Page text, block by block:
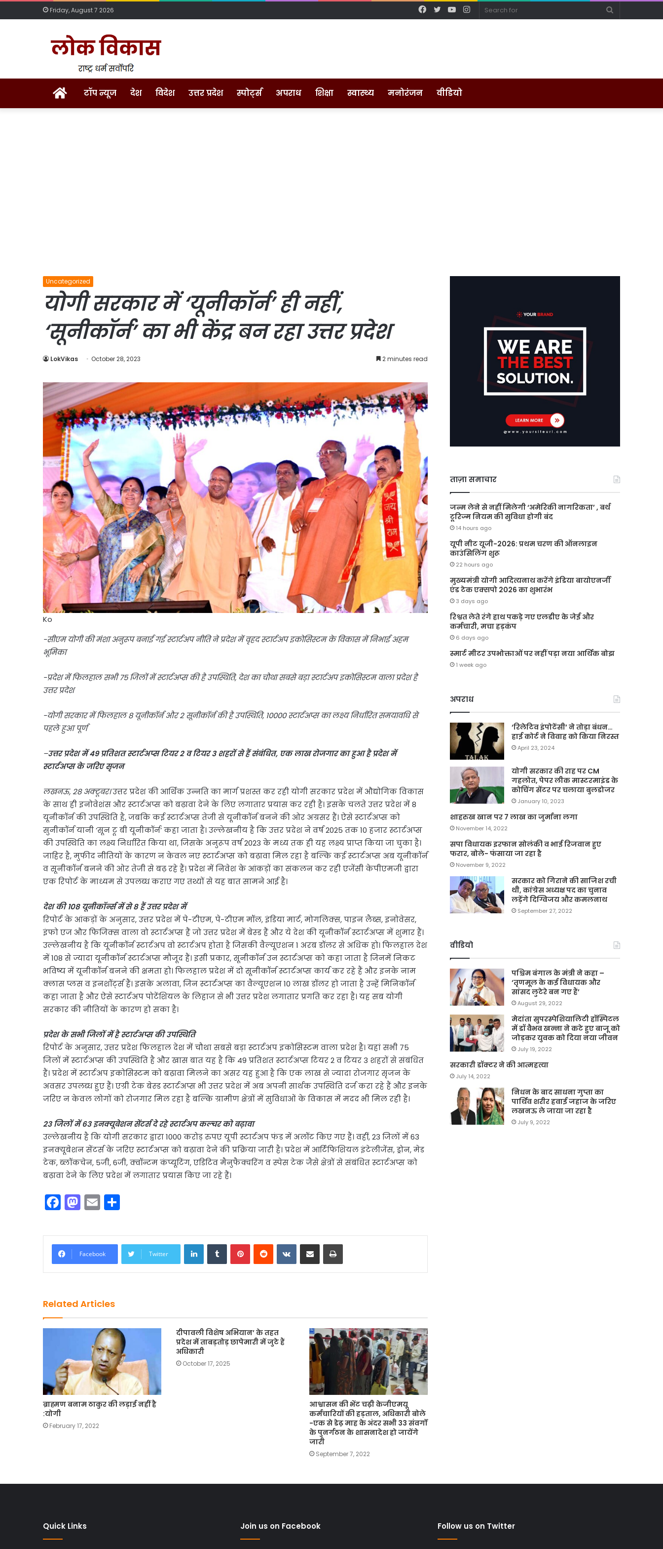
Friday, August 7 2026 Instagram
YouTube
Twitter
Facebook
Homeटॉप न्यूज देश विदेश उत्तर प्रदेश स्पोर्ट्स अपराध शिक्षा स्वास्थ्य मनोरंजन वीडियो
Uncategorized
योगी सरकार में ‘यूनीकॉर्न’ ही नहीं,
‘सूनीकॉर्न’ का भी केंद्र बन रहा उत्तर प्रदेश
LokVikas October 28, 2023 2 minutes read
Ko
-सीएम योगी की मंशा अनुरूप बनाई गई स्टार्टअप नीति ने प्रदेश में वृहद स्टार्टअप इकोसिस्टम के विकास में निभाई अहम
भूमिका
-प्रदेश में फिलहाल सभी 75 जिलों में स्टार्टअप्स की है उपस्थिति, देश का चौथा सबसे बड़ा स्टार्टअप इकोसिस्टम वाला प्रदेश है
उत्तर प्रदेश
-योगी सरकार में फिलहाल 8 यूनीकॉर्न और 2 सूनीकॉर्न की है उपस्थिति, 10000 स्टार्टअप्स का लक्ष्य निर्धारित समयावधि से
पहले हुआ पूर्ण
–उत्तर प्रदेश में 49 प्रतिशत स्टार्टअप्स टियर 2 व टियर 3 शहरों से हैं संबंधित, एक लाख रोजगार का हुआ है प्रदेश में
स्टार्टअप्स के जरिए सृजन
लखनऊ, 28 अक्टूबर।उत्तर प्रदेश की आर्थिक उन्नति का मार्ग प्रशस्त कर रही योगी सरकार प्रदेश में औद्योगिक विकास
के साथ ही इनोवेशंस और स्टार्टअप्स को बढ़ावा देने के लिए लगातार प्रयास कर रही है। इसके चलते उत्तर प्रदेश में 8
यूनीकॉर्न की उपस्थिति है, जबकि कई स्टार्टअप्स तेजी से यूनीकॉर्न बनने की ओर अग्रसर हैं। ऐसे स्टार्टअप्स को
सुनीकॉर्न यानी ‘सून टू बी यूनीकॉर्न’ कहा जाता है। उल्लेखनीय है कि उत्तर प्रदेश ने वर्ष 2025 तक 10 हजार स्टार्टअप्स
की उपस्थिति का लक्ष्य निर्धारित किया था, जिसके अनुरूप वर्ष 2023 के मध्य तक ही यह लक्ष्य प्राप्त किया जा चुका है।
जाहिर है, मुफीद नीतियों के कारण न केवल नए स्टार्टअप्स को बढ़ावा मिल रहा है बल्कि कई स्टार्टअप्स अब यूनीकॉर्न
व सूनीकॉर्न बनने की ओर तेजी से बढ़ रहे हैं। प्रदेश में निवेश के आंकड़ों का संकलन कर रही एजेंसी केपीएमजी द्वारा
एक रिपोर्ट के माध्यम से उपलब्ध कराए गए तथ्यों से यह बात सामने आई है।
देश की 108 यूनीकॉर्न्स में से 8 हैं उत्तर प्रदेश में
रिपोर्ट के आंकड़ों के अनुसार, उत्तर प्रदेश में पे-टीएम, पे-टीएम मॉल, इंडिया मार्ट, मोगलिक्स, पाइन लैब्स, इनोवेसर,
इंफो एज और फिजिक्स वाला वो स्टार्टअप्स हैं जो उत्तर प्रदेश में बेस्ड हैं और ये देश की यूनीकॉर्न स्टार्टअप्स में शुमार हैं।
उल्लेखनीय है कि यूनीकॉर्न स्टार्टअप वो स्टार्टअप होता है जिसकी वैल्यूएशन 1 अरब डॉलर से अधिक हो। फिलहाल देश
में 108 से ज्यादा यूनीकॉर्न स्टार्टअप्स मौजूद हैं। इसी प्रकार, सूनीकॉर्न उन स्टार्टअप्स को कहा जाता है जिनमें निकट
भविष्य में यूनीकॉर्न बनने की क्षमता हो। फिलहाल प्रदेश में दो सूनीकॉर्न स्टार्टअप्स कार्य कर रहे हैं और इनके नाम
क्लास प्लस व इनशॉर्ट्स हैं। इसके अलावा, जिन स्टार्टअप्स का वैल्यूएशन 10 लाख डॉलर हो जाता है उन्हें मिनिकॉर्न
कहा जाता है और ऐसे स्टार्टअप पोटेंशियल के लिहाज से भी उत्तर प्रदेश लगातार प्रगति कर रहा है। यह सब योगी
सरकार की नीतियों के कारण हो सका है।
प्रदेश के सभी जिलों में है स्टार्टअप्स की उपस्थिति
रिपोर्ट के अनुसार, उत्तर प्रदेश फिलहाल देश में चौथा सबसे बड़ा स्टार्टअप इकोसिस्टम वाला प्रदेश है। यहां सभी 75
जिलों में स्टार्टअप्स की उपस्थिति है और खास बात यह है कि 49 प्रतिशत स्टार्टअप्स टियर 2 व टियर 3 शहरों से संबंधित
हैं। प्रदेश में स्टार्टअप इकोसिस्टम को बढ़ावा मिलने का असर यह हुआ है कि एक लाख से ज्यादा रोजगार सृजन के
अवसर उपलब्ध हुए हैं। एग्री टेक बेस्ड स्टार्टअप्स भी उत्तर प्रदेश में अब अपनी सार्थक उपस्थिति दर्ज करा रहे हैं और इनके
जरिए न केवल लोगों को रोजगार मिल रहा है बल्कि ग्रामीण क्षेत्रों में सुविधाओं के विकास में मदद भी मिल रही है।
23 जिलों में 63 इनक्यूबेशन सेंटर्स दे रहे स्टार्टअप कल्चर को बढ़ावा
उल्लेखनीय है कि योगी सरकार द्वारा 1000 करोड़ रुपए यूपी स्टार्टअप फंड में अलॉट किए गए हैं। वहीं, 23 जिलों में 63
इनक्यूबेशन सेंटर्स के जरिए स्टार्टअप्स को बढ़ावा देने की प्रक्रिया जारी है। प्रदेश में आर्टिफिशियल इंटेलीजेंस, ड्रोन, मेड
टेक, ब्लॉकचेन, 5जी, 6जी, क्वॉन्टम कंप्यूटिंग, एडिटिव मैनुफैक्चरिंग व स्पेस टेक जैसे क्षेत्रों से संबंधित स्टार्टअप्स को
बढ़ावा देने के लिए प्रदेश में लगातार प्रयास किए जा रहे हैं।
F
a
c
e
b
o
k
M
a
st
o
d
n
E
m
ai
l
ar
e
Facebook Twitter
LinkedInTumblrPinterestReddit VKontakte
Share via Email Print
Related Articles
ब्राह्मण बनाम ठाकुर की लड़ाई नहीं है
:योगी
February 17, 2022
दीपावली विशेष अभियान’ के तहत
प्रदेश में ताबड़तोड़ छापेमारी में जुटे हैं
अधिकारी
October 17, 2025
आश्वासन की भेंट चढ़ी केजीएमयू
कर्मचारियों की हड़ताल, अधिकारी बोले
-एक से डेढ़ माह के अंदर सभी 33 संवर्गो
के पुनर्गठन के शासनादेश हो जायेंगे
जारी
September 7, 2022
ताज़ा समाचार
जन्म लेने से नहीं मिलेगी ‘अमेरिकी नागरिकता’ , बर्थ
टूरिज्म नियम की सुविधा होगी बंद
14 hours ago
यूपी नीट यूजी-2026: प्रथम चरण की ऑनलाइन
काउंसिलिंग शुरू
22 hours ago
मुख्यमंत्री योगी आदित्यनाथ करेंगे इंडिया बायोएनर्जी
एंड टेक एक्सपो 2026 का शुभारंभ
3 days ago
रिश्वत लेते रंगे हाथ पकड़े गए एलडीए के जेई और
कर्मचारी, मचा हड़कंप
6 days ago
स्मार्ट मीटर उपभोक्ताओं पर नहीं पड़ा नया आर्थिक बोझ
1 week ago
अपराध
‘रिलेटिव इंपोटेंसी’ ने तोड़ा बंधन…
हाई कोर्ट ने विवाह को किया निरस्त
April 23, 2024
योगी सरकार की राह पर CM
गहलोत, पेपर लीक मास्टरमाइंड के
कोचिंग सेंटर पर चलाया बुलडोजर
January 10, 2023
शाहरुख खान पर 7 लाख का जुर्माना लगा
November 14, 2022
सपा विधायक इरफान सोलंकी व भाई रिजवान हुए
फरार, बोले- फंसाया जा रहा है
November 9, 2022
सरकार को गिराने की साजिश रची
थी, कांग्रेस अध्यक्ष पद का चुनाव
लड़ेंगे दिग्विजय और कमलनाथ
September 27, 2022
वीडियो
पश्चिम बंगाल के मंत्री ने कहा –
‘तृणमूल के कई विधायक और
सांसद लुटेरे बन गए हैं’
August 29, 2022
मेदांता सुपरस्पेशियालिटी हॉस्पिटल
में डॉ वैभव खन्ना ने कटे हुए बाजू को
जोड़कर युवक को दिया नया जीवन
July 19, 2022
सरकारी डॉक्टर ने की आत्महत्या
July 14, 2022
निधन के बाद साधना गुप्ता का
पार्थिव शरीर हवाई जहाज के जरिए
लखनऊ ले जाया जा रहा है
July 9, 2022
Quick Links Join us on Facebook Follow us on Twitter